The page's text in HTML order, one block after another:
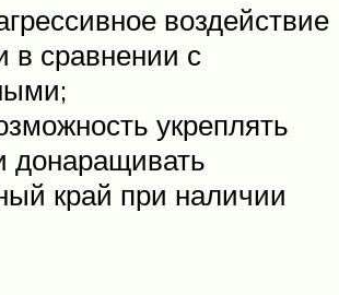
воздействие
в сравнении с
укреплять
донаращивать
край при наличии